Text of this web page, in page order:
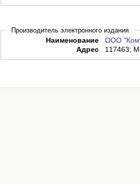
Производитель электронного издания
Наименование
ООО
Адрес
117463;